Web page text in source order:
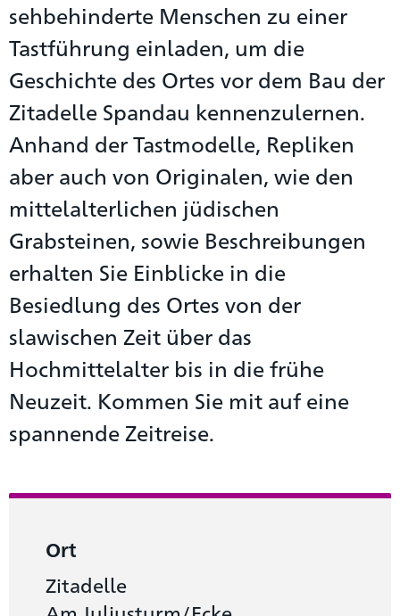
sehbehinderte Menschen zu einer
Tastführung einladen, um die
Geschichte des Ortes vor dem Bau der
Zitadelle Spandau kennenzulernen.
Anhand der Tastmodelle, Repliken
aber auch von Originalen, wie den
mittelalterlichen jüdischen
Grabsteinen, sowie Beschreibungen
erhalten Sie Einblicke in die
Besiedlung des Ortes von der
slawischen Zeit über das
Hochmittelalter bis in die frühe
Neuzeit. Kommen Sie mit auf eine
spannende Zeitreise.
Ort
Zitadelle